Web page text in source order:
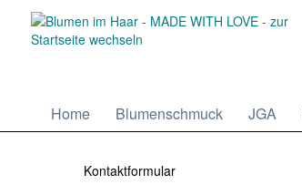
Home Blumenschmuck JGA
Kontaktformular